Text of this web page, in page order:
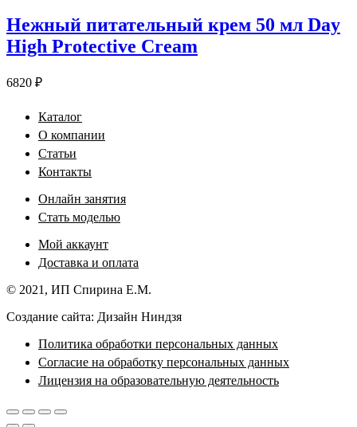
Нежный питательный крем 50 мл Day
High Protective Cream
6820 ₽
Каталог
О компании
Статьи
Контакты
Онлайн занятия
Стать моделью
Мой аккаунт
Доставка и оплата
© 2021, ИП Спирина Е.М.
Создание сайта: Дизайн Ниндзя
Политика обработки персональных данных
Согласие на обработку персональных данных
Лицензия на образовательную деятельность